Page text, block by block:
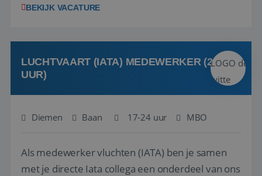
het samenstellen en boeken van de perfecte
deze onderdelen zijn nu samen gevoegd...
BEKIJK VACATURE
LUCHTVAART (IATA) MEDEWERKER (24-32
UUR)
Diemen Baan 17-24 uur MBO
Als medewerker vluchten (IATA) ben je samen
met je directe Iata collega een onderdeel van ons